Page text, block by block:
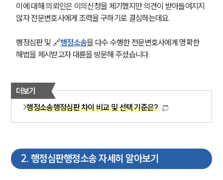
이에 대해 의뢰인은 이의신청을 제기했지만 의견이 받아들여지지
않자 전문변호사에게 조력을 구하기로 결심하는데요.
행정심판 및 🔗행정소송을 다수 수행한 전문변호사에게 명확한
해법을 제시받고자 대륜을 방문해 주셨습니다.
더보기
행정소송행정심판 차이 비교 및 선택 기준은?
2. 행정심판행정소송 자세히 알아보기